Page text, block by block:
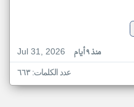
Jul 31, 2026
منذ ٩ أيام
عدد الكلمات: ٦٦٣